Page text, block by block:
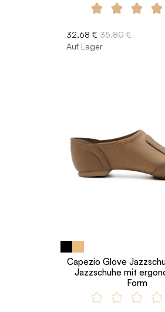
32,68 € 35,80 €
Auf Lager
Capezio Glove
Jazzschuhe mit
Form